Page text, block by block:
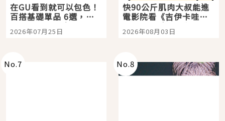
在GU看到就可以包色！
百搭基礎單品 6選，閉
眼全收也不心疼
2026年07月25日
快90公斤肌肉大叔能進
電影院看《吉伊卡哇》
嗎？日本重金屬樂團
「打首」會長與nagano
2026年08月03日
No.7 No.8